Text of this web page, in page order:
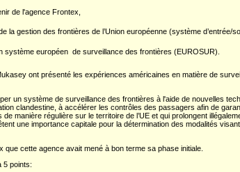
de l'agence Frontex,
la gestion des frontières de l’Union européenne (système d’entrée/
système européen de surveillance des frontières (EUROSUR).
ont présenté les expériences américaines en matière de
un système de surveillance des frontières à l'aide de nouvelles
clandestine, à accélérer les contrôles des passagers afin de
manière régulière sur le territoire de l’UE et qui prolongent
une importance capitale pour la détermination des modalités
cette agence avait mené à bon terme sa phase initiale.
5 points: